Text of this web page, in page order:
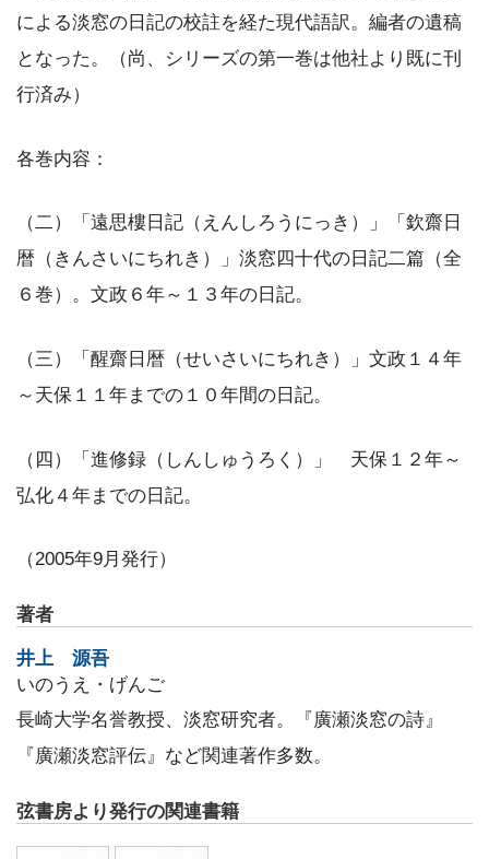
による淡窓の日記の校註を経た現代語訳。編者の遺稿
となった。（尚、シリーズの第一巻は他社より既に刊
行済み）
各巻内容：
（二）「遠思樓日記（えんしろうにっき）」「欽齋日
暦（きんさいにちれき）」淡窓四十代の日記二篇（全
６巻）。文政６年～１３年の日記。
（三）「醒齋日暦（せいさいにちれき）」文政１４年
～天保１１年までの１０年間の日記。
（四）「進修録（しんしゅうろく）」 天保１２年～
弘化４年までの日記。
（2005年9月発行）
著者
井上 源吾
いのうえ・げんご
長崎大学名誉教授、淡窓研究者。『廣瀬淡窓の詩』
『廣瀬淡窓評伝』など関連著作多数。
弦書房より発行の関連書籍